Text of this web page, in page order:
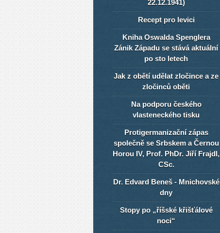
22.12.1941)
Recept pro levici
Kniha Oswalda Spenglera
Zánik Západu se stává aktuální
po sto letech
Jak z obětí udělat zločince a ze
zločinců oběti
Na podporu českého
vlasteneckého tisku
Protigermanizační zápas
společně se Srbskem a Černou
Horou IV, Prof. PhDr. Jiří Frajdl,
CSc.
Dr. Edvard Beneš - Mnichovské
dny
Stopy po „říšské křišťálové
noci“